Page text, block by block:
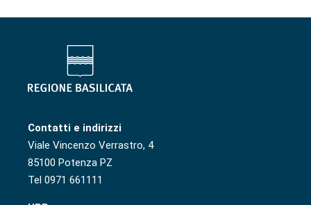
Contatti e indirizzi
Viale Vincenzo Verrastro, 4
85100 Potenza PZ
Tel 0971 661111